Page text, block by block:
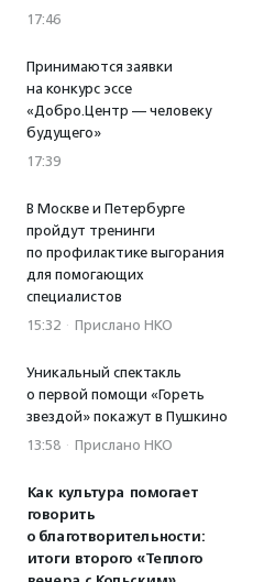
17:46
Принимаются заявки
на конкурс эссе
«Добро.Центр — человеку
будущего»
17:39
В Москве и Петербурге
пройдут тренинги
по профилактике выгорания
для помогающих
специалистов
15:32 · Прислано НКО
Уникальный спектакль
о первой помощи «Гореть
звездой» покажут в Пушкино
13:58 · Прислано НКО
Как культура помогает
говорить
о благотворительности:
итоги второго «Теплого